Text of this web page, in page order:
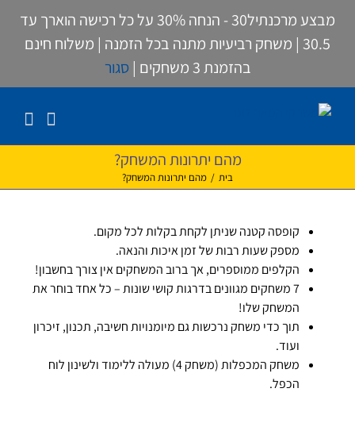
מבצע מרכנתיל30 - הנחה 30% על כל רכישה הוארך עד
30.5 | משחק רביעיות מתנה בכל הזמנה | משלוח חינם
בהזמנת 3 משחקים |
סגור
לתוכן
מהם יתרונות המשחק?
בית / מהם יתרונות המשחק?
קופסה קטנה שניתן לקחת בקלות לכל מקום.
מספק שעות רבות של זמן איכות והנאה.
הקלפים ממוספרים, אך ברוב המשחקים אין צורך בחשבון!
7 משחקים מגוונים בדרגות קושי שונות – כל אחד בוחר את
המשחק שלו!
תוך כדי משחק נרכשות גם מיומנויות חשיבה, תכנון, זיכרון
ועוד.
משחק המכפלות (משחק 4) מעולה ללימוד ולשינון לוח
הכפל.